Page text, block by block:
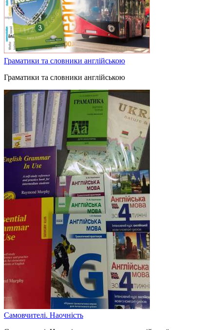
Граматики та словники англійською
Граматики та словники англійською
Самовчителі. Наочність